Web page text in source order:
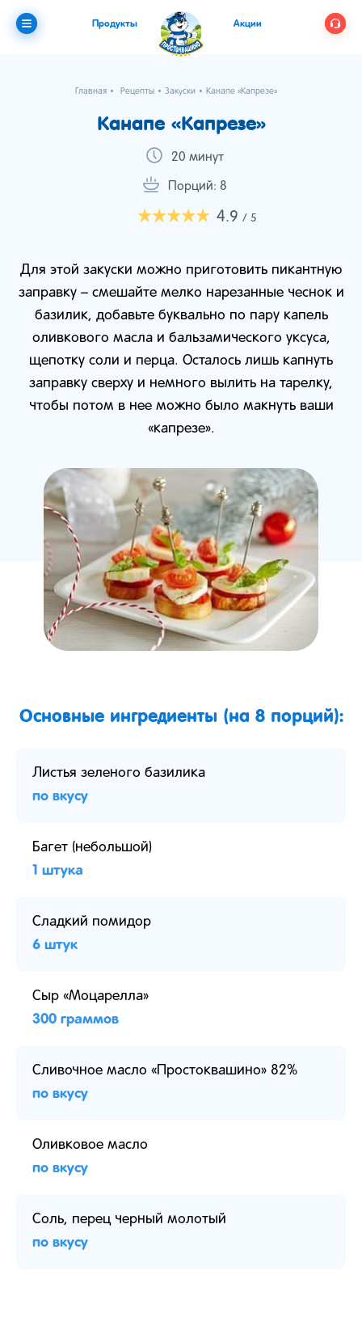
Продукты Акции
Главная Рецепты Закуски Канапе «Капрезе»
Канапе «Капрезе»
20 минут
Порций: 8
4.9 / 5
Для этой закуски можно приготовить пикантную
заправку – смешайте мелко нарезанные чеснок и
базилик, добавьте буквально по пару капель
оливкового масла и бальзамического уксуса,
щепотку соли и перца. Осталось лишь капнуть
заправку сверху и немного вылить на тарелку,
чтобы потом в нее можно было макнуть ваши
«капрезе».
Основные ингредиенты (на 8 порций):
Листья зеленого базилика
по вкусу
Багет (небольшой)
1 штука
Сладкий помидор
6 штук
Сыр «Моцарелла»
300 граммов
Сливочное масло «Простоквашино» 82%
по вкусу
Оливковое масло
по вкусу
Соль, перец черный молотый
по вкусу